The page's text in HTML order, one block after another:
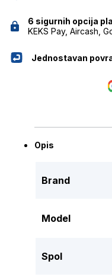
6 sigurnih opcija
KEKS Pay, Aircash,
Jednostavan
Opis
Brand
Model
Spol